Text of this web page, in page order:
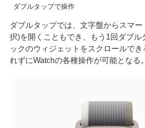
ダブルタップで操作
ダブルタップでは、文字盤からスマ
択)を開くこともでき、もう1回ダブル
ックのウィジェットをスクロールで
れずにWatchの各種操作が可能となる。